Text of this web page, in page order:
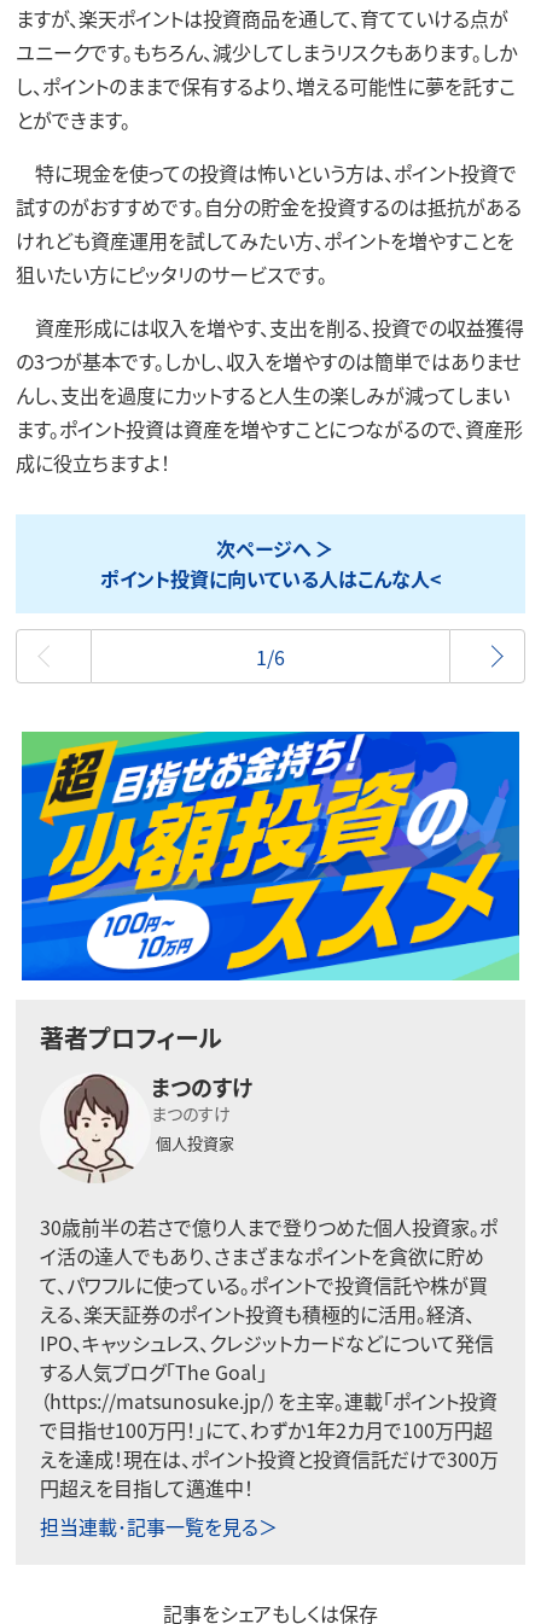
ますが、楽天ポイントは投資商品を通して、育てていける点が
ユニークです。もちろん、減少してしまうリスクもあります。しか
し、ポイントのままで保有するより、増える可能性に夢を託すこ
とができます。
特に現金を使っての投資は怖いという方は、ポイント投資で
試すのがおすすめです。自分の貯金を投資するのは抵抗がある
けれども資産運用を試してみたい方、ポイントを増やすことを
狙いたい方にピッタリのサービスです。
資産形成には収入を増やす、支出を削る、投資での収益獲得
の3つが基本です。しかし、収入を増やすのは簡単ではありませ
んし、支出を過度にカットすると人生の楽しみが減ってしまい
ます。ポイント投資は資産を増やすことにつながるので、資産形
成に役立ちますよ！
次ページへ
ポイント投資に向いている人はこんな人<
最初
1/6
著者プロフィール
まつのすけ
まつのすけ
個人投資家
30歳前半の若さで億り人まで登りつめた個人投資家。ポ
イ活の達人でもあり、さまざまなポイントを貪欲に貯め
て、パワフルに使っている。ポイントで投資信託や株が買
える、楽天証券のポイント投資も積極的に活用。経済、
IPO、キャッシュレス、クレジットカードなどについて発信
する人気ブログ「The Goal」
（https://matsunosuke.jp/）を主宰。連載「ポイント投資
で目指せ100万円！」にて、わずか1年2カ月で100万円超
えを達成！現在は、ポイント投資と投資信託だけで300万
円超えを目指して邁進中！
担当連載･記事一覧を見る＞
記事をシェアもしくは保存